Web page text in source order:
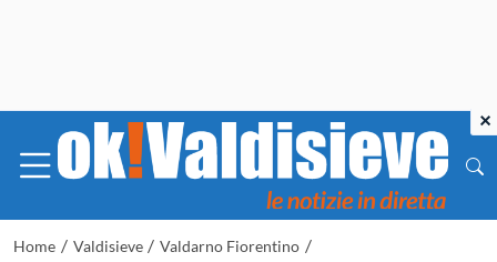
Home / Valdisieve / Valdarno Fiorentino /
×